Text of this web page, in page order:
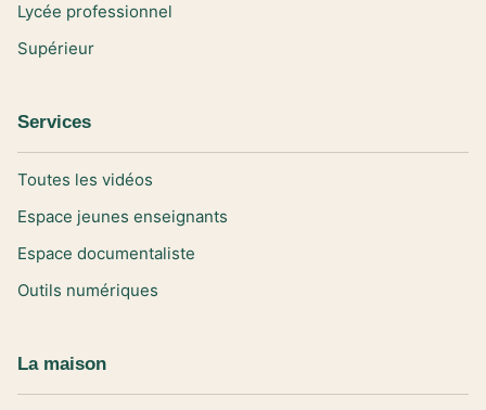
Lycée professionnel
Supérieur
Services
Toutes les vidéos
Espace jeunes enseignants
Espace documentaliste
Outils numériques
La maison